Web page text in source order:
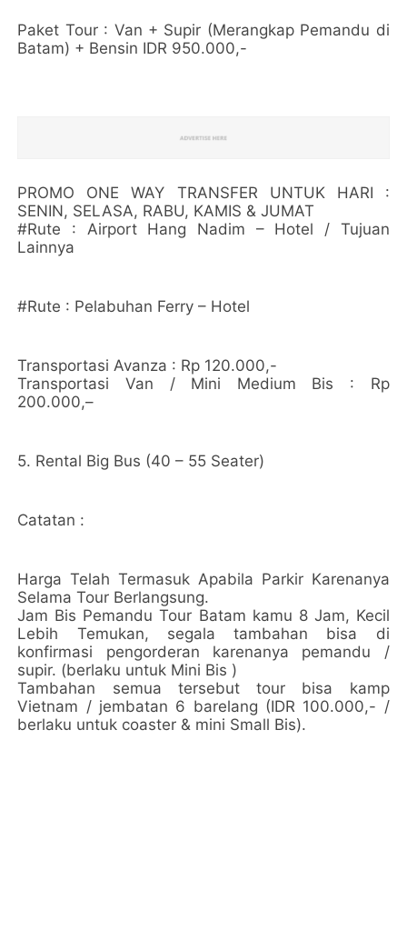
Paket Tour : Van + Supir (Merangkap Pemandu di
Batam) + Bensin IDR 950.000,-
PROMO ONE WAY TRANSFER UNTUK HARI :
SENIN, SELASA, RABU, KAMIS & JUMAT
#Rute : Airport Hang Nadim – Hotel / Tujuan
Lainnya
#Rute : Pelabuhan Ferry – Hotel
Transportasi Avanza : Rp 120.000,-
Transportasi Van / Mini Medium Bis : Rp
200.000,–
5. Rental Big Bus (40 – 55 Seater)
Catatan :
Harga Telah Termasuk Apabila Parkir Karenanya
Selama Tour Berlangsung.
Jam Bis Pemandu Tour Batam kamu 8 Jam, Kecil
Lebih Temukan, segala tambahan bisa di
konfirmasi pengorderan karenanya pemandu /
supir. (berlaku untuk Mini Bis )
Tambahan semua tersebut tour bisa kamp
Vietnam / jembatan 6 barelang (IDR 100.000,- /
berlaku untuk coaster & mini Small Bis).